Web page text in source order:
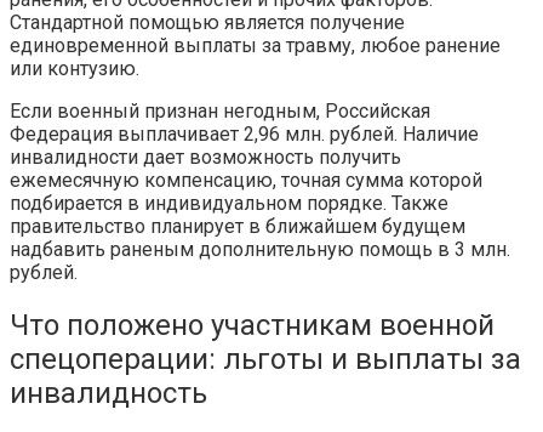
Стандартной помощью является получение
единовременной выплаты за травму, любое ранение
или контузию.
Если военный признан негодным, Российская
Федерация выплачивает 2,96 млн. рублей. Наличие
инвалидности дает возможность получить
ежемесячную компенсацию, точная сумма которой
подбирается в индивидуальном порядке. Также
правительство планирует в ближайшем будущем
надбавить раненым дополнительную помощь в 3 млн.
рублей.
Что положено участникам военной
спецоперации: льготы и выплаты за
инвалидность